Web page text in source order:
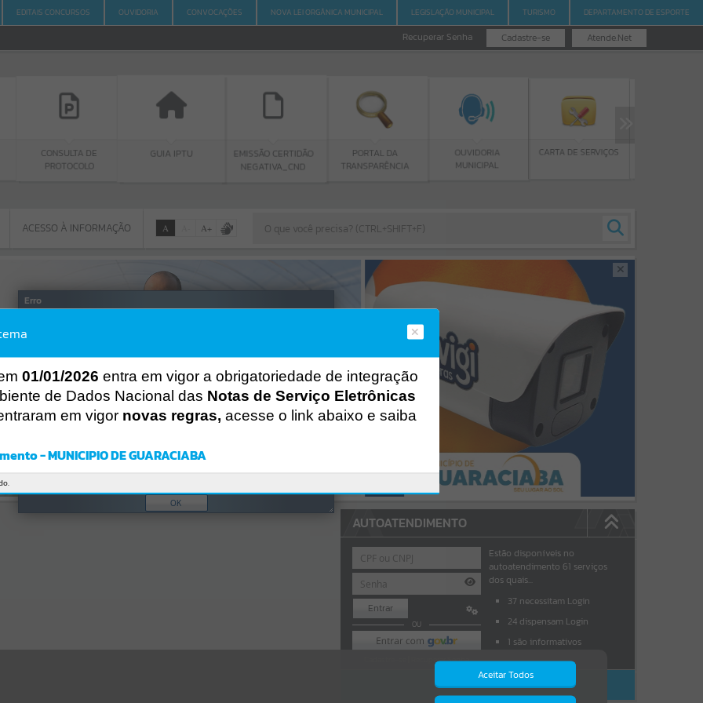
EDITAIS CONCURSOS OUVIDORIA CONVOCAÇÕES NOVA LEI ORGÂNICA MUNICIPAL LEGISLAÇÃO MUNICIPAL TURISMO DEPARTAMENTO DE ESPORTE
Atende.Net
Cadastre-se
Recuperar Senha
DE
GUIA IPTU
EMISSÃO CERTIDÃO
PORTAL DA
TRANSPARÊNCIA
OUVIDORIA
MUNICIPAL
CARTA DE SERVIÇOS
PROGRAMA BOLSA
ACESSO À INFORMAÇÃO A A+
AUTOATENDIMENTO
Entrar
OU
Recuperar Senha
Estão disponíveis no
autoatendimento 61 serviços
dos quais...
37 necessitam Login
24 dispensam Login
1 são informativos
ACESSAR SEM LOGIN
Aceitar Todos
01/01/2026 entra em vigor a obrigatoriedade de integração
de Dados Nacional das Notas de Serviço Eletrônicas
em vigor novas regras, acesse o link abaixo e saiba
- MUNICIPIO DE GUARACIABA
Erro
Ocorreu um erro de script:
Uncaught SyntaxError: Unexpected token '('
https://guaraciaba.atende.net/https:/guaraciaba.atende.net/cidadao/p
agina/edital-de-chamamento-publico-para-cadastramento-de-
produtores-rurais-do-municipio-de-guaraciabasc-no-programa-
animal/static/bundle/wpo_index_2_base_l2_portal_editores_sync_d
9fb77cfd5741fafc9972edc7a641fea.js?v=83d4f602:47
OK